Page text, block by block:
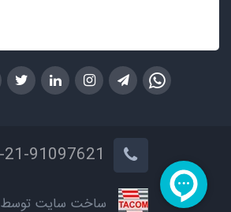
ساخت سایت توسط